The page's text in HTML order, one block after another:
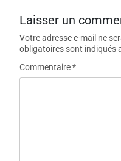
Laisser un
Votre adresse e-mail ne
obligatoires sont indiqués
Commentaire*